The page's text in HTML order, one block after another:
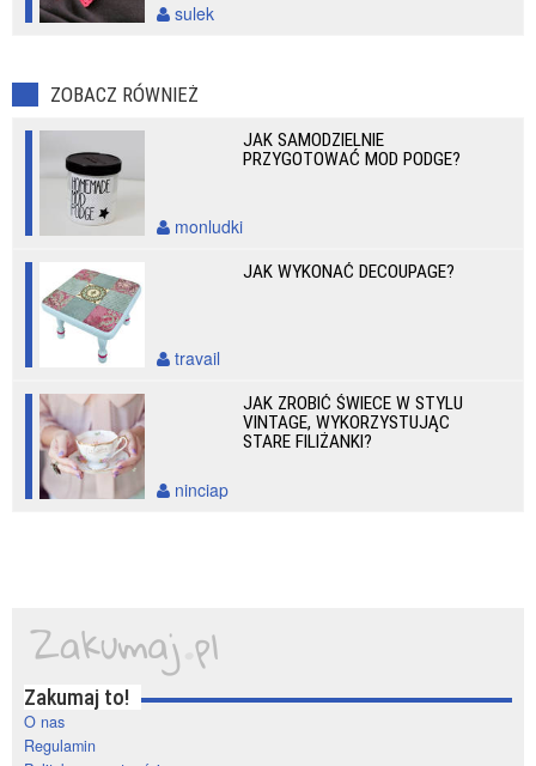
sulek
ZOBACZ RÓWNIEŻ
JAK SAMODZIELNIE
PRZYGOTOWAĆ MOD PODGE?
monludki
JAK WYKONAĆ DECOUPAGE?
travail
JAK ZROBIĆ ŚWIECE W STYLU
VINTAGE, WYKORZYSTUJĄC
STARE FILIŻANKI?
ninciap
Zakumaj to!
O nas
Regulamin